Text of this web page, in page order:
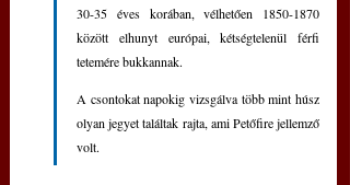
30-35 éves korában, vélhetően 1850-1870
között elhunyt európai, kétségtelenül férfi
tetemére bukkannak.
A csontokat napokig vizsgálva több mint húsz
olyan jegyet találtak rajta, ami Petőfire jellemző
volt.